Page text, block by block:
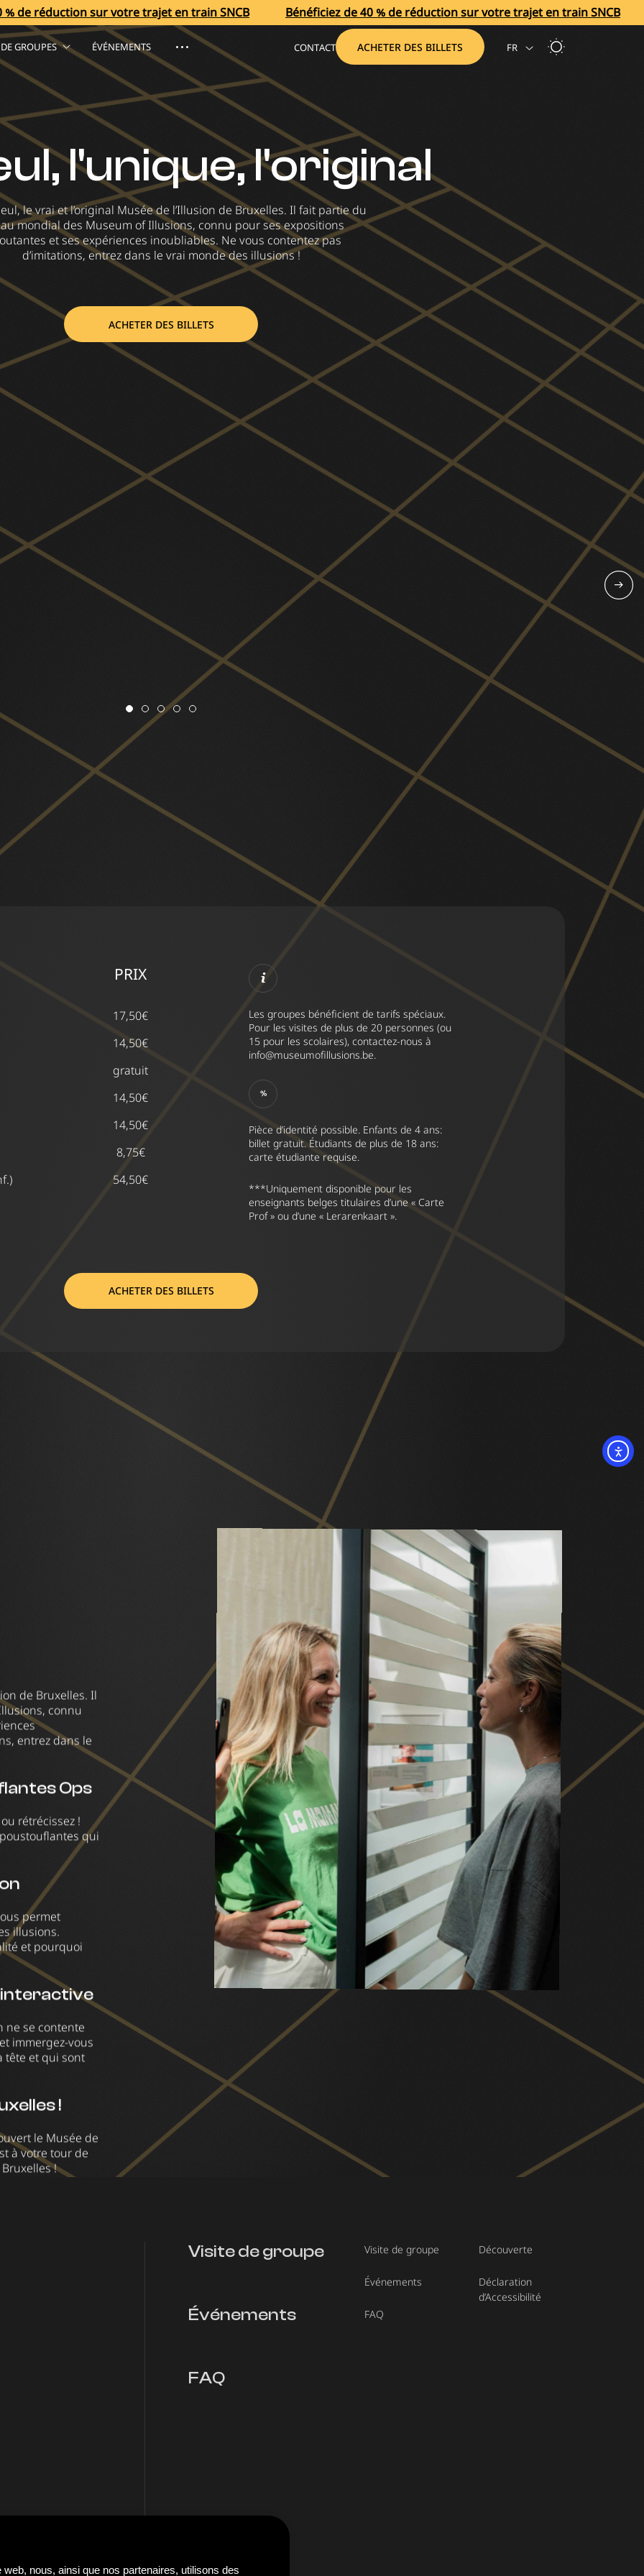
sur votre trajet en train SNCB Bénéficiez de 40 % de réduction sur votre trajet en train SNCB Bénéficiez
GROUPES ÉVÉNEMENTS CONTACT ACHETER DES BILLETS FR
l'unique, l'original
le vrai et l’original Musée de l’Illusion de Bruxelles. Il fait partie du
mondial des Museum of Illusions, connu pour ses expositions
et ses expériences inoubliables. Ne vous contentez pas
d’imitations, entrez dans le vrai monde des illusions !
ACHETER DES BILLETS
PRIX
17,50€
14,50€
gratuit
14,50€
14,50€
8,75€
54,50€
Les groupes bénéficient de tarifs spéciaux.
Pour les visites de plus de 20 personnes (ou
15 pour les scolaires), contactez-nous à
info@museumofillusions.be.
Pièce d’identité possible. Enfants de 4 ans:
billet gratuit. Étudiants de plus de 18 ans:
carte étudiante requise.
***Uniquement disponible pour les
enseignants belges titulaires d’une « Carte
Prof » ou d’une « Lerarenkaart ».
ACHETER DES BILLETS
de Bruxelles. Il
connu
entrez dans le
Ops
rétrécissez !
qui
permet
illusions.
et pourquoi
ne se contente
immergez-vous
tête et qui sont
!
le Musée de
à votre tour de
!
Visite de groupe
Événements
FAQ
Visite de groupe
Événements
FAQ
Découverte
Déclaration
d’Accessibilité
nous, ainsi que nos partenaires, utilisons des